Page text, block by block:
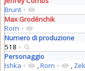
Brunt+
Max Grodénchik
Rom +
Numero di produzione
518 +
Personaggio
Ishka + ,Rom + , Zek